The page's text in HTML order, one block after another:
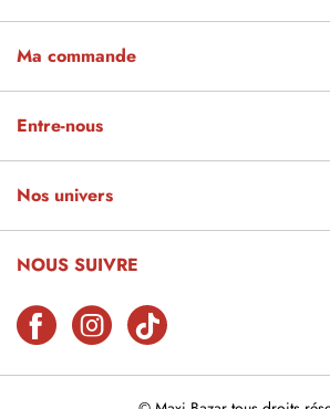
Ma commande
Entre-nous
Nos univers
NOUS SUIVRE